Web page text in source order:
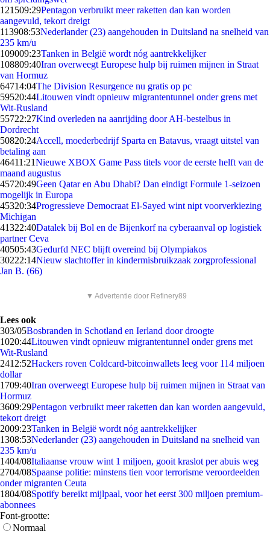
121509:29Pentagon verbruikt meer raketten dan kan worden
aangevuld, tekort dreigt
113908:53Nederlander (23) aangehouden in Duitsland na snelheid van
235 km/u
109009:23Tanken in België wordt nóg aantrekkelijker
108809:40Iran overweegt Europese hulp bij ruimen mijnen in Straat
van Hormuz
64714:04The Division Resurgence nu gratis op pc
59520:44Litouwen vindt opnieuw migrantentunnel onder grens met
Wit-Rusland
55722:27Kind overleden na aanrijding door AH-bestelbus in
Dordrecht
50820:24Accell, moederbedrijf Sparta en Batavus, vraagt uitstel van
betaling aan
46411:21Nieuwe XBOX Game Pass titels voor de eerste helft van de
maand augustus
45720:49Geen Qatar en Abu Dhabi? Dan eindigt Formule 1-seizoen
mogelijk in Europa
45320:34Progressieve Democraat El-Sayed wint nipt voorverkiezing
Michigan
41322:40Datalek bij Bol en de Bijenkorf na cyberaanval op logistiek
partner Ceva
40505:43Gedurfd NEC blijft overeind bij Olympiakos
30222:14Nieuw slachtoffer in kindermisbruikzaak zorgprofessional
Jan B. (66)
▼ Advertentie door Refinery89
Lees ook
303/05Bosbranden in Schotland en Ierland door droogte
1020:44Litouwen vindt opnieuw migrantentunnel onder grens met
Wit-Rusland
2412:52Hackers roven Coldcard-bitcoinwallets leeg voor 114 miljoen
dollar
1709:40Iran overweegt Europese hulp bij ruimen mijnen in Straat van
Hormuz
3609:29Pentagon verbruikt meer raketten dan kan worden aangevuld,
tekort dreigt
2009:23Tanken in België wordt nóg aantrekkelijker
1308:53Nederlander (23) aangehouden in Duitsland na snelheid van
235 km/u
1404/08Italiaanse vrouw wint 1 miljoen, gooit kraslot per abuis weg
2704/08Spaanse politie: minstens tien voor terrorisme veroordeelden
onder migranten Ceuta
1804/08Spotify bereikt mijlpaal, voor het eerst 300 miljoen premium-
abonnees
Font-grootte:
Normaal